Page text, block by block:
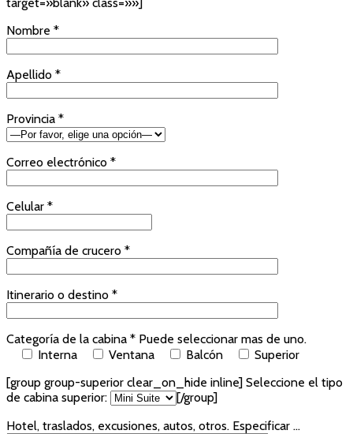
Nombre *
Apellido *
Provincia *
Correo electrónico *
Celular *
Compañía de crucero *
Itinerario o destino *
Categoría de la cabina * Puede seleccionar mas de uno.
Interna
Ventana Balcón
Superior
[group group-superior clear_on_hide inline] Seleccione el tipo
de cabina superior:
[/group]
Hotel, traslados, excusiones, autos, otros. Especificar ...